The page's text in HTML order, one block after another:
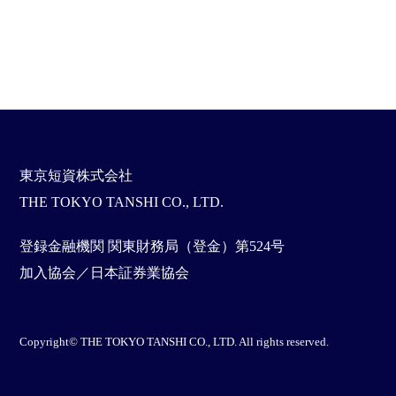
東京短資株式会社
THE TOKYO TANSHI CO., LTD.
登録金融機関 関東財務局（登金）第524号
加入協会／日本証券業協会
Copyright© THE TOKYO TANSHI CO., LTD. All rights reserved.